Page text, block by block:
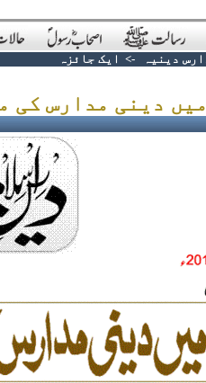
دینیہ -> ایک جائزہ